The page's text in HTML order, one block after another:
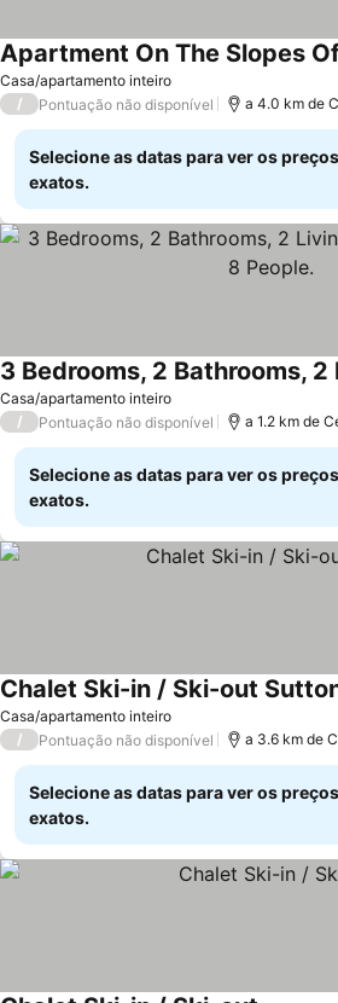
Casa/apartamento inteiro
Ver preços
/ Pontuação não disponível a 4.0 km de
Selecione as datas para ver os preços
exatos.
Casa/apartamento inteiro
Ver preços
/ Pontuação não disponível a 1.2 km de
Selecione as datas para ver os preços
exatos.
Casa/apartamento inteiro
Chalet Ski-in / Ski-out
/ Pontuação não disponível a 3.6 km de
Selecione as datas para ver os preços
exatos.